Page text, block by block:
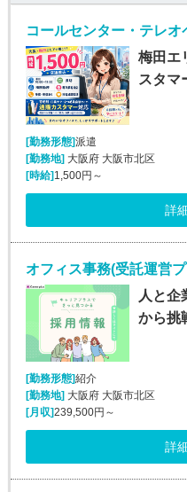
梅田エ
スタ
[勤務形態]派遣
[勤務地]大阪府 大阪市北区
[時給]1,500円～
詳
人と企
から挑
[勤務形態]紹介
[勤務地] 大阪府 大阪市北区
[月収]239,500円～
詳